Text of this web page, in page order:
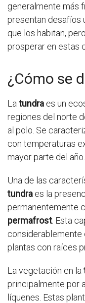
generalmente más
presentan desafíos
que los habitan,
prosperar en estas
¿Cómo se
La tundra es un
regiones del norte
al polo. Se
con temperaturas
mayor parte del año.
Una de las
tundra es la
permanentemente
permafrost. Esta
plantas con raíces
La vegetación en la
principalmente por
líquenes. Estas